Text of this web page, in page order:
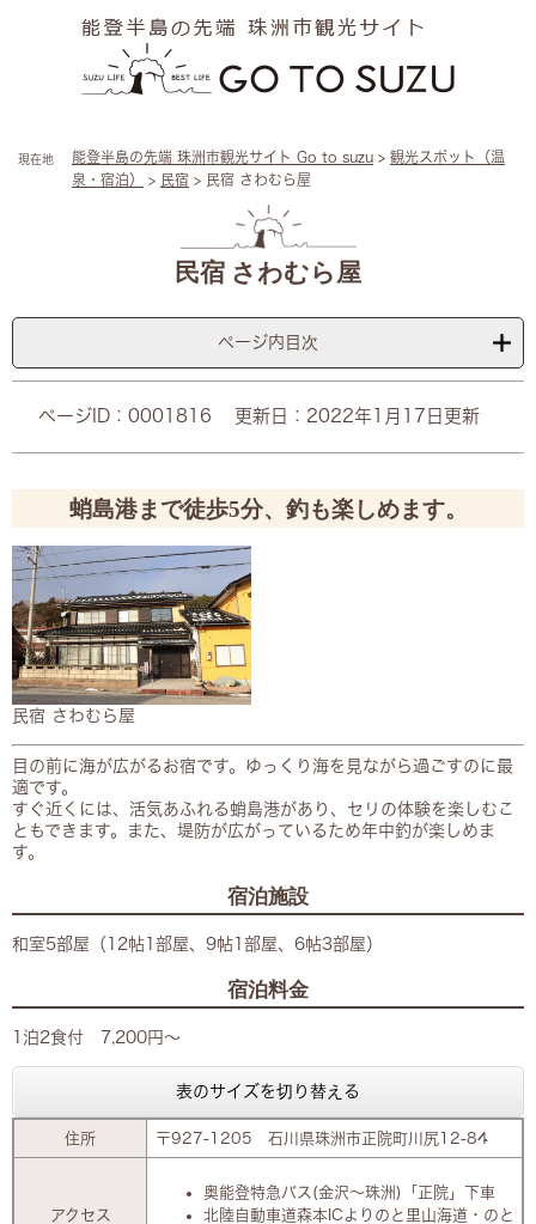
現在地 能登半島の先端 珠洲市観光サイト Go to suzu > 観光スポット（温
泉・宿泊）
> 民宿 > 民宿 さわむら屋
民宿 さわむら屋
ページ内目次
ページID：0001816 更新日：2022年1月17日更新
蛸島港まで徒歩5分、釣も楽しめます。
民宿 さわむら屋
目の前に海が広がるお宿です。ゆっくり海を見ながら過ごすのに最
適です。
すぐ近くには、活気あふれる蛸島港があり、セリの体験を楽しむこ
ともできます。また、堤防が広がっているため年中釣が楽しめま
す。
宿泊施設
和室5部屋（12帖1部屋、9帖1部屋、6帖3部屋）
宿泊料金
1泊2食付 7,200円～
表のサイズを切り替える
住所 〒927-1205 石川県珠洲市正院町川尻12-84
アクセス
奥能登特急バス(金沢～珠洲)「正院」下車
北陸自動車道森本ICよりのと里山海道・のと